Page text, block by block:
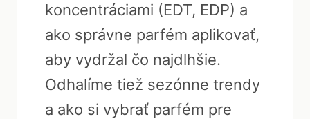
koncentráciami (EDT, EDP) a
ako správne parfém aplikovať,
aby vydržal čo najdlhšie.
Odhalíme tiež sezónne trendy
a ako si vybrať parfém pre